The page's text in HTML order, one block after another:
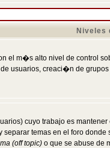
Niveles
el m�s alto nivel de control
usuarios, creaci�n de
cuyo trabajo es
separar temas en el foro
(off topic) o que se abuse de